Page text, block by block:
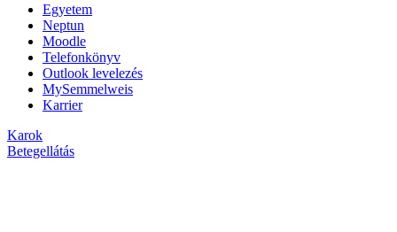
Egyetem
Neptun
Moodle
Telefonkönyv
Outlook levelezés
MySemmelweis
Karrier
Karok
Betegellátás